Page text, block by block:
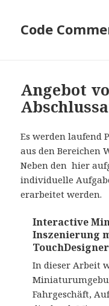
Code
Angebot
Es werden laufend
aus den Bereichen
Neben den hier
individuelle
erarbeitet werden.
Interactive
Inszenierung
TouchDesigner
In dieser Arbeit
Fahrgeschäft,